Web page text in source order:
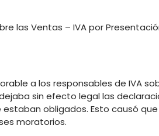
las Ventas – IVA por
a los responsables de IVA
dejaba sin efecto legal las
obligados. Esto causó
moratorios.